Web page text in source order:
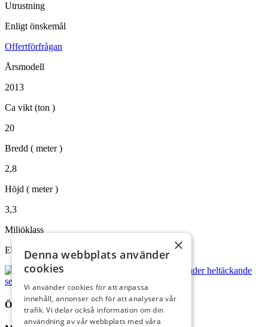
Utrustning
Enligt önskemål
Offertförfrågan
Årsmodell
2013
Ca vikt (ton )
20
Bredd ( meter )
2,8
Höjd ( meter )
3,3
Miljöklass
EU steg 3 B
ÖPPETTIDER
×
Denna webbplats använder
cookies
Vi använder cookies för att anpassa
innehåll, annonser och för att analysera vår
trafik. Vi delar också information om din
användning av vår webbplats med våra